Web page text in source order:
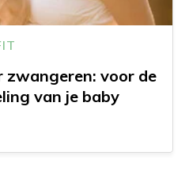
zwangeren: voor de
van je baby